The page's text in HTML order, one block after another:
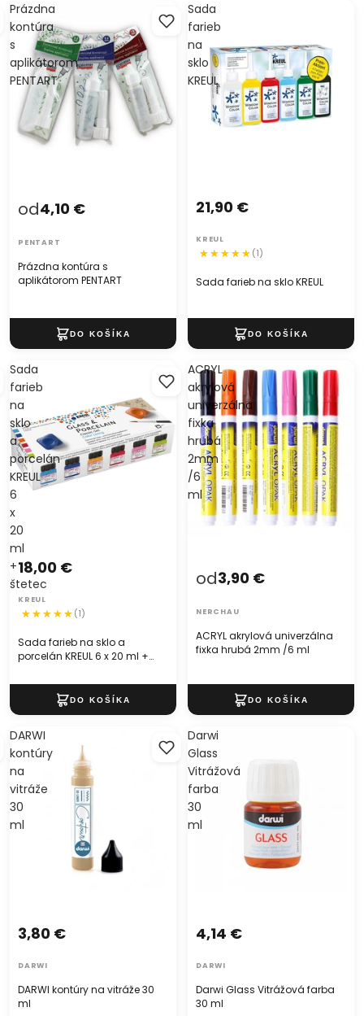
Prázdna
kontúra
s
aplikátorom
PENTART
Prázdna kontúra s
aplikátorom PENTART
od4,10 €
PENTART
Sada
farieb
na
sklo
KREUL
Sada farieb na sklo KREUL
21,90 €
KREUL
(1)
Sada
farieb
na
sklo
a
porcelán
KREUL
6
x
20
ml
+
štetec
Sada farieb na sklo a
porcelán KREUL 6 x 20 ml +
18,00 €
KREUL
(1)
ACRYL
akrylová
univerzálna
fixka
hrubá
2mm
/6
ml
ACRYL akrylová univerzálna
fixka hrubá 2mm /6 ml
od3,90 €
NERCHAU
DARWI
kontúry
na
vitráže
30
ml
DARWI kontúry na vitráže 30
ml
3,80 €
DARWI
Darwi
Glass
Vitrážová
farba
30
ml
Darwi Glass Vitrážová farba
30 ml
4,14 €
DARWI